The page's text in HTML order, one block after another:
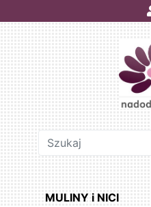
MULINY i NICI